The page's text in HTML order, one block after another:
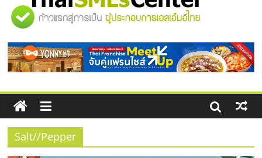
ไชส์ ครั้งที่ 8
ร้านเครื่องเสียงคุณภาพสูง พร้อม
บริษัท Cybersecurity ในไทยที่ไหนดี?
วิธีเลือกผู้ให้บริการให้คุ้มค่าและตอบ
โจทย์ธุรกิจ
"ศูนย์
รวม
ข้อมูล
ธุรกิจ
SME
Salt//Pepper